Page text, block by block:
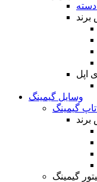
دسته
اپل
وسایل گیمینگ
گیمینگ
گیمینگ